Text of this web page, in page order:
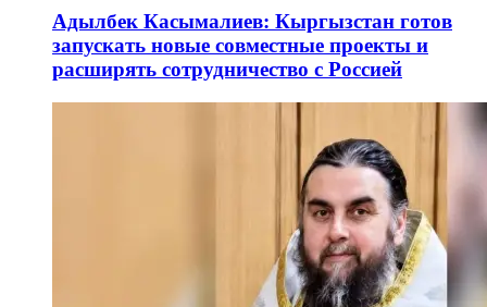
Адылбек Касымалиев: Кыргызстан готов
запускать новые совместные проекты и
расширять сотрудничество с Россией